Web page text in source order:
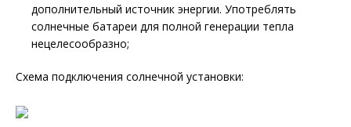
дополнительный источник энергии. Употреблять
солнечные батареи для полной генерации тепла
нецелесообразно;
Схема подключения солнечной установки: